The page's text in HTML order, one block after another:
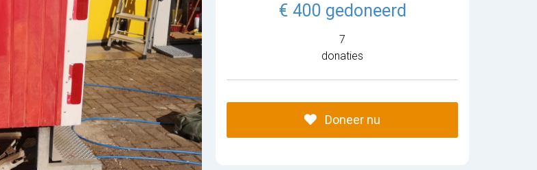
€ 400 gedoneerd
7
donaties
Doneer nu